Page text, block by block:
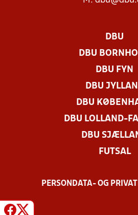
DBU
DBU
DBU FYN
DBU
DBU
DBU LOLLAND-
DBU
FUTSAL
PERSONDATA- OG